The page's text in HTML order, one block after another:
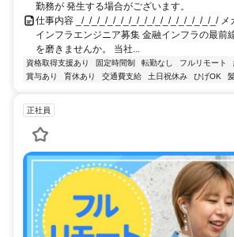
勤務が 発生する場合がございます。
仕事内容 _/_/_/_/_/_/_/_/_/_/_/_/_/_/_/_/_/_/ メ
インフラエンジニア募集 金融インフラの最前
を磨きませんか。 当社...
資格取得支援あり 固定時間制 転勤なし フルリモート
賞与あり
育休あり 交通費支給 土日祝休み ひげOK
正社員